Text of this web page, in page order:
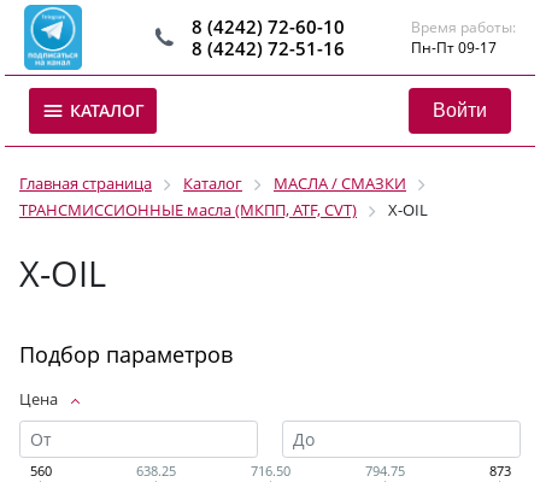
8 (4242) 72-60-10
8 (4242) 72-51-16
Время работы:
Пн-Пт 09-17
КАТАЛОГ Войти
Главная страница Каталог
МАСЛА / СМАЗКИ
ТРАНСМИССИОННЫЕ масла (МКПП, ATF, CVT)
X-OIL
X-OIL
Подбор параметров
Цена
560 638.25 716.50 794.75 873